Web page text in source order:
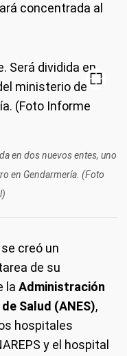
concentrada al
en dos nuevos entes, uno
en Gendarmería. (Foto
creó un
de su
la Administración
Salud (ANES),
hospitales
y el hospital